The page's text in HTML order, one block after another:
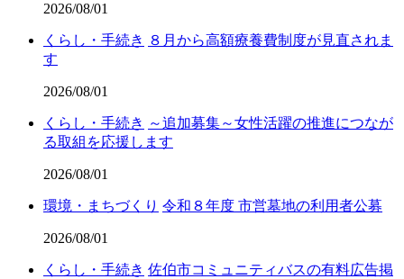
2026/08/01
くらし・手続き ８月から高額療養費制度が見直されま
す
2026/08/01
くらし・手続き ～追加募集～女性活躍の推進につなが
る取組を応援します
2026/08/01
環境・まちづくり 令和８年度 市営墓地の利用者公募
2026/08/01
くらし・手続き 佐伯市コミュニティバスの有料広告掲